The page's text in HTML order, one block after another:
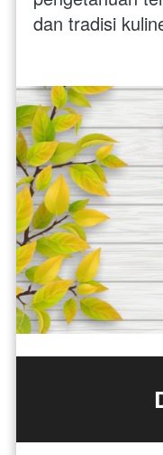
dan tradisi